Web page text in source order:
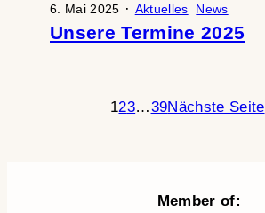
6. Mai 2025 · Aktuelles News
Unsere Termine 2025
123…39Nächste Seite
Member of: